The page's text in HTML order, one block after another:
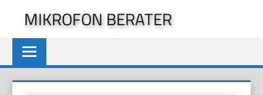
springen
MIKROFON BERATER